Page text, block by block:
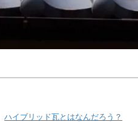
ハイブリッド瓦とはなんだろう？